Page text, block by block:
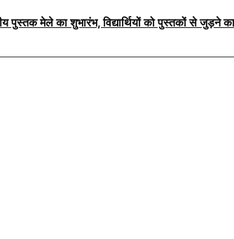
पुस्तक मेले का शुभारंभ, विद्यार्थियों को पुस्तकों से जुड़ने